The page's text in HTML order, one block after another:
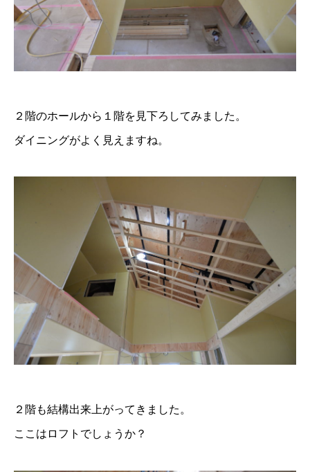
２階のホールから１階を見下ろしてみました。
ダイニングがよく見えますね。
２階も結構出来上がってきました。
ここはロフトでしょうか？